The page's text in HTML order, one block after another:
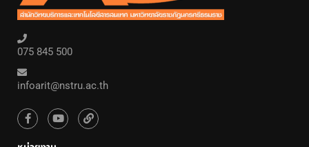
075 845 500
infoarit@nstru.ac.th